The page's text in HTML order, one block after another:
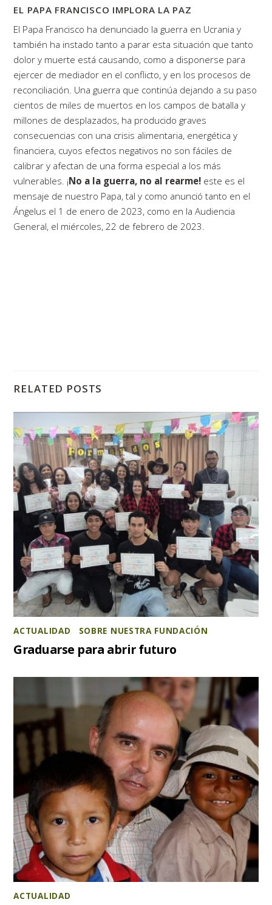
EL PAPA FRANCISCO IMPLORA LA PAZ
El Papa Francisco ha denunciado la guerra en Ucrania y
también ha instado tanto a parar esta situación que tanto
dolor y muerte está causando, como a disponerse para
ejercer de mediador en el conflicto, y en los procesos de
reconciliación. Una guerra que continúa dejando a su paso
cientos de miles de muertos en los campos de batalla y
millones de desplazados, ha producido graves
consecuencias con una crisis alimentaria, energética y
financiera, cuyos efectos negativos no son fáciles de
calibrar y afectan de una forma especial a los más
vulnerables. ¡No a la guerra, no al rearme! este es el
mensaje de nuestro Papa, tal y como anunció tanto en el
Ángelus el 1 de enero de 2023, como en la Audiencia
General, el miércoles, 22 de febrero de 2023.
RELATED POSTS
ACTUALIDAD SOBRE NUESTRA FUNDACIÓN
Graduarse para abrir futuro
ACTUALIDAD